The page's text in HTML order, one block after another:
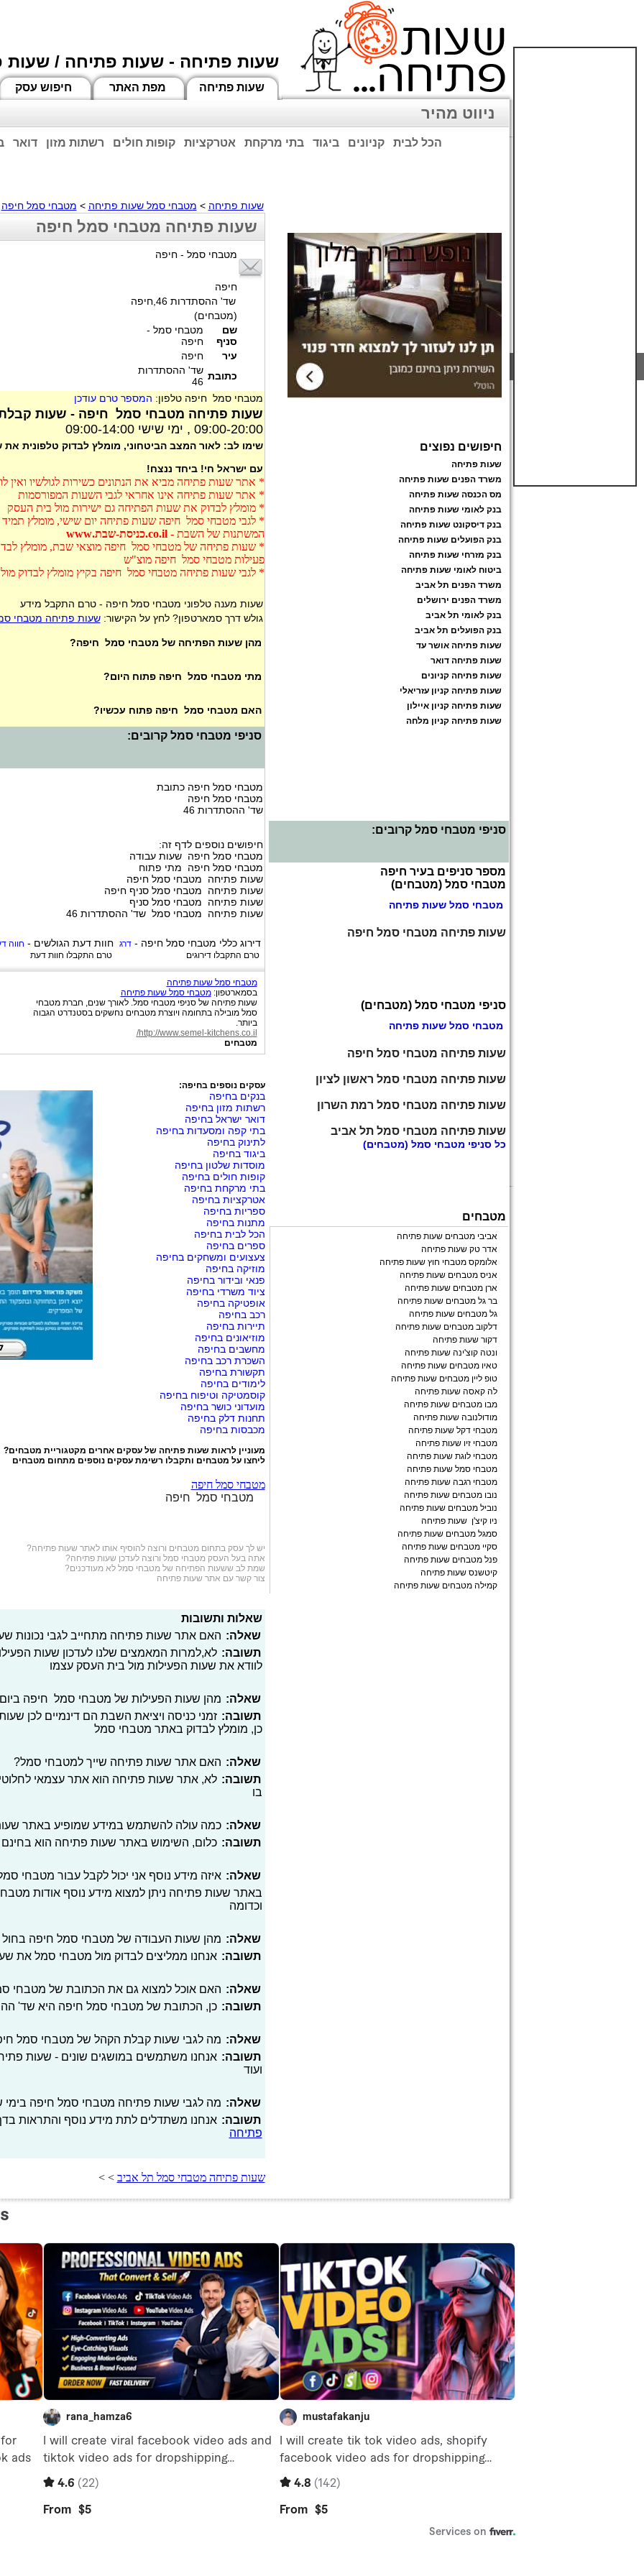
שעות פתיחה - שעות פתיחה / שעות
חיפוש עסק מפת האתר שעות פתיחה
ניווט מהיר
דואר רשתות מזון קופות חולים אטרקציות בתי מרקחת ביגוד קניונים הכל לבית
שעות פתיחה > מטבחי סמל שעות פתיחה > מטבחי סמל חיפה
שעות פתיחה מטבחי סמל חיפה
מטבחי סמל - חיפה
חיפה
שד' ההסתדרות 46,חיפה
(מטבחים)
שם
סניף
מטבחי סמל -
חיפה
עיר
חיפה
כתובת שד' ההסתדרות
46
מטבחי סמל חיפה טלפון: המספר טרם עודכן
שעות פתיחה מטבחי סמל חיפה - שעות
09:00-20:00 , ימי שישי 09:00-14:00
שימו לב: לאור המצב הביטחוני, מומלץ לבדוק טלפונית
עם ישראל חי! ביחד ננצח!
* אתר שעות פתיחה מביא את הנתונים כשירות לגולשיו
* אתר שעות פתיחה אינו אחראי לגבי השעות המפורסמות
* מומלץ לבדוק את שעות הפתיחה גם ישירות מול בית העסק
* לגבי מטבחי סמל חיפה שעות פתיחה יום שישי, מומלץ תמיד
המשתנות של השבת -co.il.כניסת-שבת.www
* שעות פתיחה של מטבחי סמל חיפה מוצאי שבת, מומלץ
פעילות מטבחי סמל חיפה מוצ"ש
* לגבי שעות פתיחה מטבחי סמל חיפה בקיץ מומלץ לבדוק
שעות מענה טלפוני מטבחי סמל חיפה - טרם התקבל מידע
גולש דרך סמארטפון? לחץ על הקישור:שעות פתיחה מטבחי
מהן שעות הפתיחה של מטבחי סמל חיפה?
מתי מטבחי סמל חיפה פתוח היום?
האם מטבחי סמל חיפה פתוח עכשיו?
סניפי מטבחי סמל קרובים:
מטבחי סמל חיפה כתובת
מטבחי סמל חיפה
שד' ההסתדרות 46
חיפושים נוספים לדף זה:
מטבחי סמל חיפה שעות עבודה
מטבחי סמל חיפה מתי פתוח
שעות פתיחה מטבחי סמל חיפה
שעות פתיחה מטבחי סמל סניף חיפה
שעות פתיחה מטבחי סמל סניף
שעות פתיחה מטבחי סמל שד' ההסתדרות 46
חוות דעת הגולשים - חווה
טרם התקבלו חוות דעת
דירוג כללי מטבחי סמל חיפה -דרג
טרם התקבלו דירוגים
מטבחי סמל שעות פתיחה
בסמארטפון:מטבחי סמל שעות פתיחה
שעות פתיחה של סניפי מטבחי סמל. לאורך שנים, חברת מטבחי
סמל מובילה בתחומה ויוצרת מטבחים נחשקים בסטנדרט הגבוה
ביותר.
http://www.semel-kitchens.co.il/
מטבחים
עסקים נוספים בחיפה:
בנקים בחיפה
רשתות מזון בחיפה
דואר ישראל בחיפה
בתי קפה ומסעדות בחיפה
לתינוק בחיפה
ביגוד בחיפה
מוסדות שלטון בחיפה
קופות חולים בחיפה
בתי מרקחת בחיפה
אטרקציות בחיפה
ספריות בחיפה
מתנות בחיפה
הכל לבית בחיפה
ספרים בחיפה
צעצועים ומשחקים בחיפה
מוזיקה בחיפה
פנאי ובידור בחיפה
ציוד משרדי בחיפה
אופטיקה בחיפה
רכב בחיפה
תיירות בחיפה
מוזיאונים בחיפה
מחשבים בחיפה
השכרת רכב בחיפה
תקשורת בחיפה
לימודים בחיפה
קוסמטיקה וטיפוח בחיפה
מועדוני כושר בחיפה
תחנות דלק בחיפה
מכבסות בחיפה
מעוניין לראות שעות פתיחה של עסקים אחרים מקטגוריית מטבחים?
ליחצו על מטבחים ותקבלו רשימת עסקים נוספים מתחום מטבחים
מטבחי סמל חיפה
מטבחי סמל חיפה
יש לך עסק בתחוםמטבחים ורוצה להוסיף אותו לאתר שעות פתיחה?
אתה בעל העסק מטבחי סמל ורוצה לעדכן שעות פתיחה?
שמת לב ששעות הפתיחה של מטבחי סמל לא מעודכנים?
צור קשר עם אתר שעות פתיחה
שאלות ותשובות
שאלה: האם אתר שעות פתיחה מתחייב לגבי נכונות
תשובה: לא,למרות המאמצים שלנו לעדכון שעות
לוודא את שעות הפעילות מול בית העסק עצמו
שאלה: מהן שעות הפעילות של מטבחי סמל חיפה
תשובה: זמני כניסה ויציאת השבת הם דינמיים לכן
כן, מומלץ לבדוק באתר מטבחי סמל
שאלה: האם אתר שעות פתיחה שייך למטבחי סמל?
תשובה: לא, אתר שעות פתיחה הוא אתר עצמאי
בו
שאלה: כמה עולה להשתמש במידע שמופיע באתר
תשובה: כלום, השימוש באתר שעות פתיחה הוא בחינם
שאלה: איזה מידע נוסף אני יכול לקבל עבור מטבחי
באתר שעות פתיחה ניתן למצוא מידע נוסף אודות
וכדומה
שאלה: מהן שעות העבודה של מטבחי סמל חיפה
תשובה: אנחנו ממליצים לבדוק מול מטבחי סמל את
שאלה: האם אוכל למצוא גם את הכתובת של מטבחי
תשובה: כן, הכתובת של מטבחי סמל חיפה היא שד'
שאלה: מה לגבי שעות קבלת הקהל של מטבחי סמל
תשובה: אנחנו משתמשים במושגים שונים - שעות
ועוד
שאלה: מה לגבי שעות פתיחה מטבחי סמל חיפה בימי
תשובה: אנחנו משתדלים לתת מידע נוסף והתראות
פתיחה
שעות פתיחה מטבחי סמל תל אביב > >
חיפושים נפוצים
שעות פתיחה
משרד הפנים שעות פתיחה
מס הכנסה שעות פתיחה
בנק לאומי שעות פתיחה
בנק דיסקונט שעות פתיחה
בנק הפועלים שעות פתיחה
בנק מזרחי שעות פתיחה
ביטוח לאומי שעות פתיחה
משרד הפנים תל אביב
משרד הפנים ירושלים
בנק לאומי תל אביב
בנק הפועלים תל אביב
שעות פתיחה אושר עד
שעות פתיחה דואר
שעות פתיחה קניונים
שעות פתיחה קניון עזריאלי
שעות פתיחה קניון איילון
שעות פתיחה קניון מלחה
סניפי מטבחי סמל קרובים:
מספר סניפים בעיר חיפה
מטבחי סמל (מטבחים)
מטבחי סמל שעות פתיחה
שעות פתיחה מטבחי סמל חיפה
סניפי מטבחי סמל (מטבחים)
מטבחי סמל שעות פתיחה
שעות פתיחה מטבחי סמל חיפה
שעות פתיחה מטבחי סמל ראשון לציון
שעות פתיחה מטבחי סמל רמת השרון
שעות פתיחה מטבחי סמל תל אביב
כל סניפי מטבחי סמל (מטבחים)
מטבחים
אביבי מטבחים שעות פתיחה
אדר טק שעות פתיחה
אלומקס מטבחי חוץ שעות פתיחה
אניס מטבחים שעות פתיחה
ארן מטבחים שעות פתיחה
בר גל מטבחים שעות פתיחה
גל מטבחים שעות פתיחה
דלקוב מטבחים שעות פתיחה
דקור שעות פתיחה
ונטה קוצ'ינה שעות פתיחה
טאיו מטבחים שעות פתיחה
טופ ליין מטבחים שעות פתיחה
לה קאסה שעות פתיחה
מבו מטבחים שעות פתיחה
מודולנובה שעות פתיחה
מטבחי דקל שעות פתיחה
מטבחי זיו שעות פתיחה
מטבחי לוגת שעות פתיחה
מטבחי סמל שעות פתיחה
מטבחי רגבה שעות פתיחה
נובו מטבחים שעות פתיחה
נוביל מטבחים שעות פתיחה
ניו קיצ'ן שעות פתיחה
סמגל מטבחים שעות פתיחה
סקיי מטבחים שעות פתיחה
פנל מטבחים שעות פתיחה
קיטשנס שעות פתיחה
קמילה מטבחים שעות פתיחה